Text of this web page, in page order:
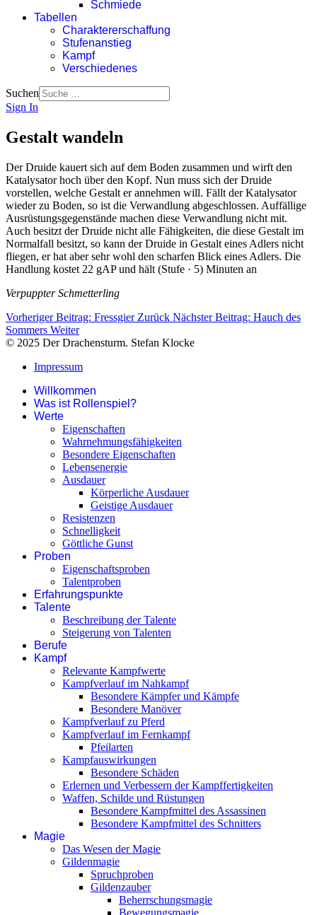
Schmiede
Tabellen
Charaktererschaffung
Stufenanstieg
Kampf
Verschiedenes
Suchen
Sign In
Gestalt wandeln
Der Druide kauert sich auf dem Boden zusammen und wirft den
Katalysator hoch über den Kopf. Nun muss sich der Druide
vorstellen, welche Gestalt er annehmen will. Fällt der Katalysator
wieder zu Boden, so ist die Verwandlung abgeschlossen. Auffällige
Ausrüstungsgegenstände machen diese Verwandlung nicht mit.
Auch besitzt der Druide nicht alle Fähigkeiten, die diese Gestalt im
Normalfall besitzt, so kann der Druide in Gestalt eines Adlers nicht
fliegen, er hat aber sehr wohl den scharfen Blick eines Adlers. Die
Handlung kostet 22 gAP und hält (Stufe · 5) Minuten an
Verpuppter Schmetterling
Vorheriger Beitrag: Fressgier Zurück Nächster Beitrag: Hauch des
Sommers Weiter
© 2025 Der Drachensturm. Stefan Klocke
Impressum
Willkommen
Was ist Rollenspiel?
Werte
Eigenschaften
Wahrnehmungsfähigkeiten
Besondere Eigenschaften
Lebensenergie
Ausdauer
Körperliche Ausdauer
Geistige Ausdauer
Resistenzen
Schnelligkeit
Göttliche Gunst
Proben
Eigenschaftsproben
Talentproben
Erfahrungspunkte
Talente
Beschreibung der Talente
Steigerung von Talenten
Berufe
Kampf
Relevante Kampfwerte
Kampfverlauf im Nahkampf
Besondere Kämpfer und Kämpfe
Besondere Manöver
Kampfverlauf zu Pferd
Kampfverlauf im Fernkampf
Pfeilarten
Kampfauswirkungen
Besondere Schäden
Erlernen und Verbessern der Kampffertigkeiten
Waffen, Schilde und Rüstungen
Besondere Kampfmittel des Assassinen
Besondere Kampfmittel des Schnitters
Magie
Das Wesen der Magie
Gildenmagie
Spruchproben
Gildenzauber
Beherrschungsmagie
Bewegungsmagie